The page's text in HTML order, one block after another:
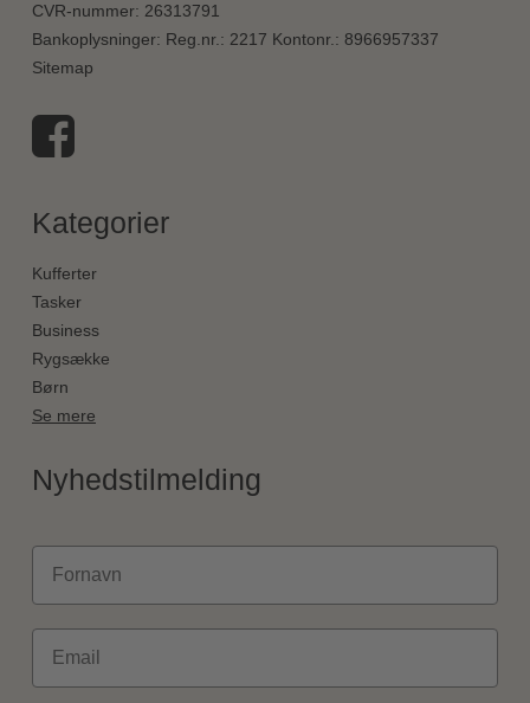
CVR-nummer: 26313791
Bankoplysninger: Reg.nr.: 2217 Kontonr.: 8966957337
Sitemap
Kategorier
Kufferter
Tasker
Business
Rygsække
Børn
Se mere
Nyhedstilmelding
Fornavn
Email